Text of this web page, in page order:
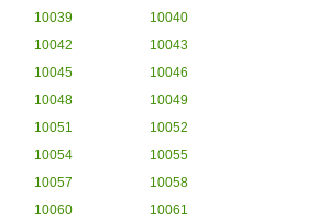
10039
10040
10042
10043
10045
10046
10048
10049
10051
10052
10054
10055
10057
10058
10060
10061